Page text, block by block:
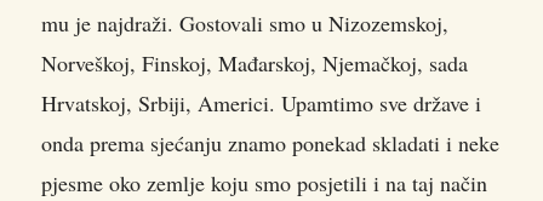
mu je najdraži. Gostovali smo u Nizozemskoj,
Norveškoj, Finskoj, Mađarskoj, Njemačkoj, sada
Hrvatskoj, Srbiji, Americi. Upamtimo sve države i
onda prema sjećanju znamo ponekad skladati i neke
pjesme oko zemlje koju smo posjetili i na taj način